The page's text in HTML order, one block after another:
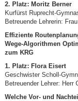
2. Platz: Moritz Berner
Kurfürst Ruprecht-
Betreuende Lehrerin:
Effiziente
Wege-Algorithmen
zum KRG
1. Platz: Flora Eisert
Geschwister Scholl-
Betreuender Lehrer: Herr
Welche Vor- und